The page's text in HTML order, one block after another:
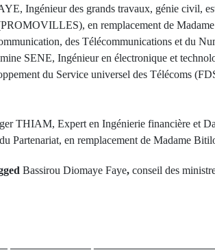
Ingénieur des grands travaux, génie civil,
en remplacement de
des Télécommunications et du
SENE, Ingénieur en électronique et
du Service universel des Télécoms
Expert en Ingénierie financière et
Partenariat, en remplacement de Madame
Bassirou Diomaye Faye, conseil des
de